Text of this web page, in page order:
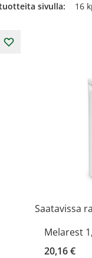
sivulla:
Saatavissa
Melarest
20,16 €